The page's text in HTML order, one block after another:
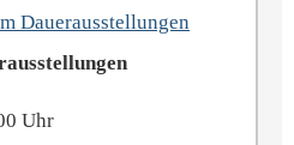
Uhr